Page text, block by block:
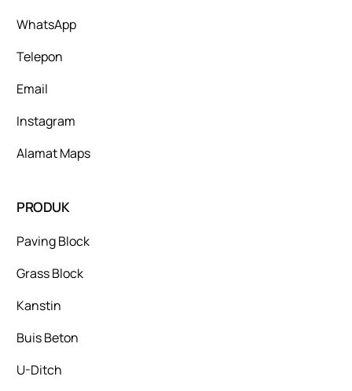
WhatsApp
Telepon
Email
Instagram
Alamat Maps
PRODUK
Paving Block
Grass Block
Kanstin
Buis Beton
U-Ditch